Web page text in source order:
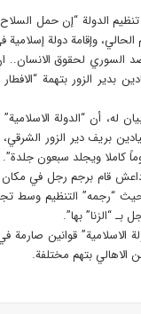
تنظيم الدولة “إن حمل
الحالي، وإقامة دولة
بدير الزور بتهمة
بريف دير الزور
كاملا ويجلد سبعون جلدة”.
قام برجم رجل في مكان
حيث “رجمه” التنظيم وسط
بـ “الزنا” بها”.
الاسلامية” قوانين
الاهالي بتهم مختلفة.